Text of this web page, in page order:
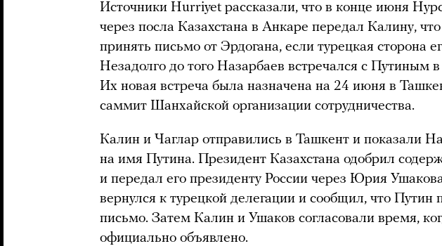
Источники Hurriyet рассказали, что в конце июня
через посла Казахстана в Анкаре передал Калину,
принять письмо от Эрдогана, если турецкая сторона
Незадолго до того Назарбаев встречался с Путиным
Их новая встреча была назначена на 24 июня в
саммит Шанхайской организации сотрудничества.
Калин и Чаглар отправились в Ташкент и показали
на имя Путина. Президент Казахстана одобрил
и передал его президенту России через Юрия
вернулся к турецкой делегации и сообщил, что Путин
письмо. Затем Калин и Ушаков согласовали время,
официально объявлено.